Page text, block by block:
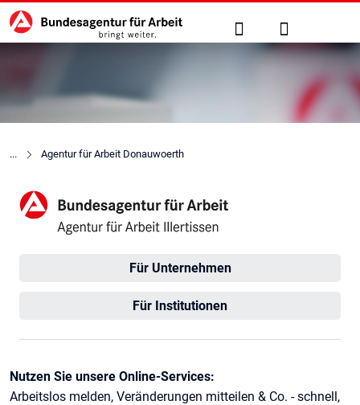
zu den Hauptinhalten springen
Hauptnavigation Suche Anmelden
Agentur für Arbeit Donauwoerth
Agentur für Arbeit Illertissen
Für Unternehmen
Für Institutionen
Kontaktinformationen
Nutzen Sie unsere Online-Services:
Arbeitslos melden, Veränderungen mitteilen & Co. - schnell,